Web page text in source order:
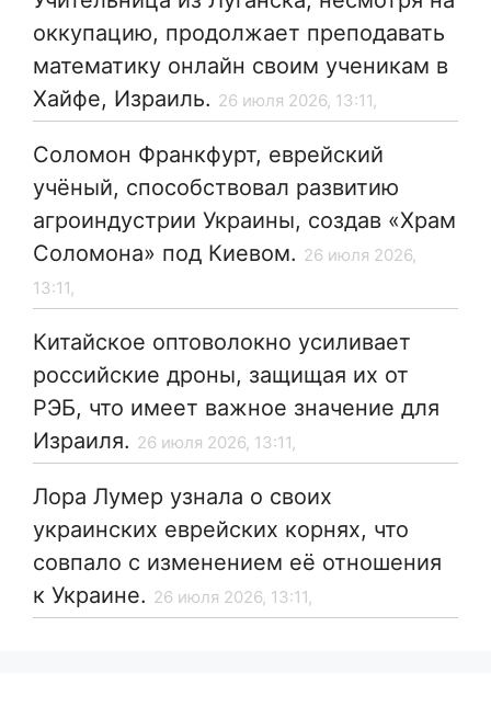
оккупацию, продолжает преподавать
математику онлайн своим ученикам в
Хайфе, Израиль. 26 июля 2026, 13:11,
Соломон Франкфурт, еврейский
учёный, способствовал развитию
агроиндустрии Украины, создав «Храм
Соломона» под Киевом. 26 июля 2026,
13:11,
Китайское оптоволокно усиливает
российские дроны, защищая их от
РЭБ, что имеет важное значение для
Израиля. 26 июля 2026, 13:11,
Лора Лумер узнала о своих
украинских еврейских корнях, что
совпало с изменением её отношения
к Украине. 26 июля 2026, 13:11,